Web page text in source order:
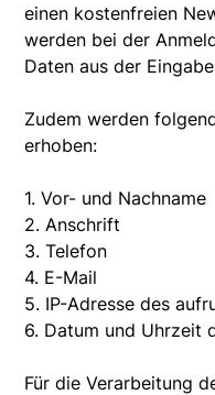
einen kostenfreien
werden bei der
Daten aus der
Zudem werden
erhoben:
1. Vor- und Nachname
2. Anschrift
3. Telefon
4. E-Mail
5. IP-Adresse des
6. Datum und Uhrzeit
Für die Verarbeitung